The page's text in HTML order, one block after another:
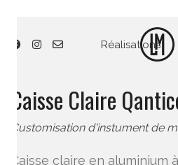
Réalisations
Caisse Claire
Customisation d'instument de
Caisse claire en